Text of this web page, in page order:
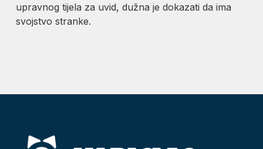
upravnog tijela za uvid, dužna je dokazati da ima
svojstvo stranke.